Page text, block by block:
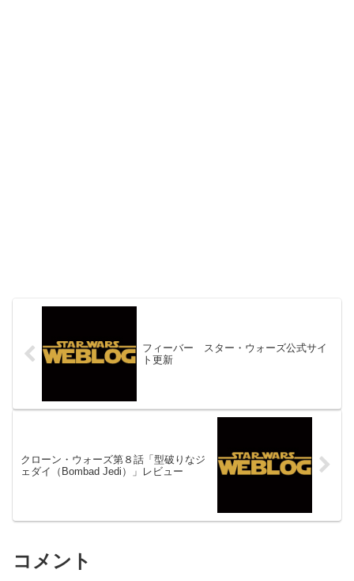
フィーバー スター・ウォーズ公式サイ
ト更新
クローン・ウォーズ第８話「型破りなジ
ェダイ（Bombad Jedi）」レビュー
コメント